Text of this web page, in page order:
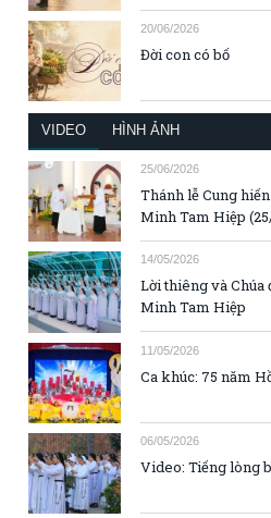
20/06/2026
Đời con có bố
VIDEO HÌNH ẢNH
25/06/2026
Thánh lễ Cung
Minh Tam Hiệp
14/05/2026
Lời thiêng và Chúa
Minh Tam Hiệp
11/05/2026
Ca khúc: 75 năm
06/05/2026
Video: Tiếng lòng